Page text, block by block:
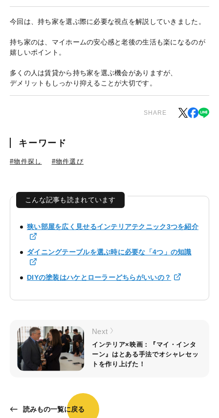
今回は、持ち家を選ぶ際に必要な視点を解説していきました。
持ち家のは、マイホームの安心感と老後の生活も楽になるのが
嬉しいポイント。
多くの人は賃貸から持ち家を選ぶ機会がありますが、
デメリットもしっかり抑えることが大切です。
SHARE
キーワード
#物件探し #物件選び
こんな記事も読まれています
狭い部屋を広く見せるインテリアテクニック3つを紹介
ダイニングテーブルを選ぶ時に必要な「4つ」の知識
DIYの塗装はハケとローラーどちらがいいの？
読みもの一覧に戻る
Next
インテリア×映画：『マイ・インタ
ーン』はとある手法でオシャレセッ
トを作り上げた！